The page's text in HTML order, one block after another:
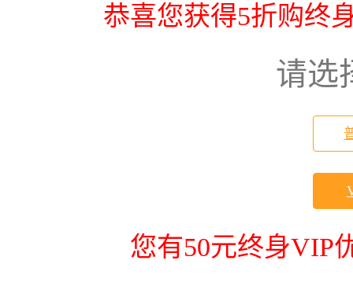
恭喜您获得5折购终
请选
您有50元终身VIP